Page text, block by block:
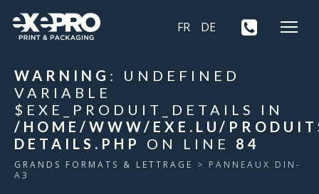
FR DE
WARNING : UNDEFINED
VARIABLE
$EXE_PRODUIT_DETAILS IN
/HOME/WWW/EXE.LU/
DETAILS.PHP
ON LINE 84
GRANDS FORMATS & LETTRAGE > PANNEAUX DIN-
A3